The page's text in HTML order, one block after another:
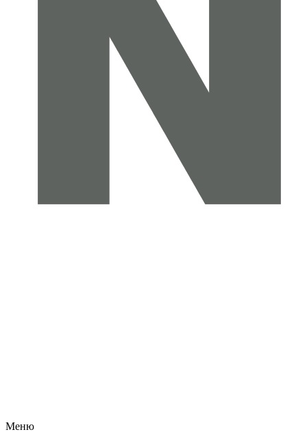
Меню